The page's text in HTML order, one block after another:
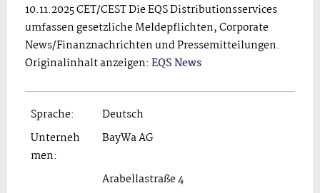
10.11.2025 CET/CEST Die EQS Distributionsservices
umfassen gesetzliche Meldepflichten, Corporate
News/Finanznachrichten und Pressemitteilungen.
Originalinhalt anzeigen: EQS News
Sprache:
Deutsch
Unterneh
men:
BayWa AG
Arabellastraße 4